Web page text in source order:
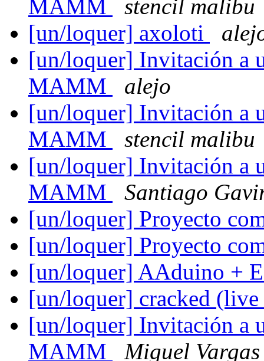
MAMM
stencil malibu
[un/loquer] axoloti
[un/loquer] Invitación a
MAMM
alejo
[un/loquer] Invitación a
MAMM
stencil malibu
[un/loquer] Invitación a
MAMM
Santiago
[un/loquer] Proyecto
[un/loquer] Proyecto
[un/loquer] AAduino +
[un/loquer] cracked
[un/loquer] Invitación a
MAMM
Miguel Vargas